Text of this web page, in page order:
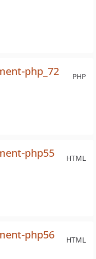
PHP
php_72
HTML
php55
HTML
php56